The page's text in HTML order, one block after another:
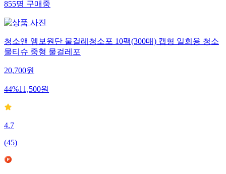
855명구매중
청소앤 엠보원단 물걸레청소포 10팩(300매) 캡형 일회용 청소
물티슈 중형 물걸레포
20,700원
44%11,500원
4.7
(45)